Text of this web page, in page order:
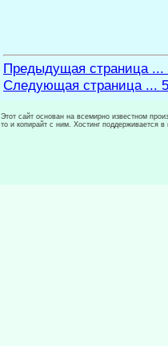
Предыдущая страница ...
Следующая страница ...
Этот сайт основан на всемирно известном
то и копирайт с ним. Хостинг поддерживается